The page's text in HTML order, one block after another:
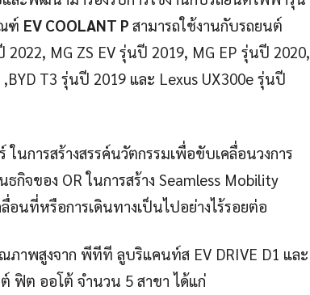
ฑ์ EV COOLANT P สามารถใช้งานกับรถยนต์
MG ZS EV รุ่นปี 2019, MG EP รุ่นปี 2020,
T3 รุ่นปี 2019 และ Lexus UX300e รุ่นปี
นการสร้างสรรค์นวัตกรรมเพื่อขับเคลื่อนวงการ
จของ OR ในการสร้าง Seamless Mobility
อนที่หรือการเดินทางเป็นไปอย่างไร้รอยต่อ
พสูงจาก พีทีที ลูบริแคนท์ส EV DRIVE D1 และ
ฟิต ออโต้ จำนวน 5 สาขา ได้แก่